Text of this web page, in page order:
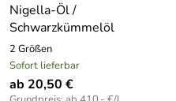
Nigella-Öl /
Schwarzkümmelöl
2 Größen
Sofort lieferbar
ab 20,50 €